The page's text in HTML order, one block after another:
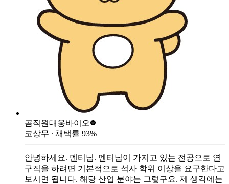
곰직원대웅바이오
코상무 ∙ 채택률 93%
안녕하세요. 멘티님. 멘티님이 가지고 있는 전공으로 연
구직을 하려면 기본적으로 석사 학위 이상을 요구한다고
보시면 됩니다. 해당 산업 분야는 그렇구요. 제 생각에는